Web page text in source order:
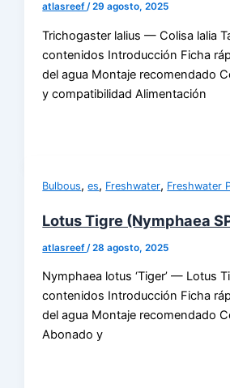
atlasreef/29 agosto, 2025
Trichogaster lalius — Colisa lalia
contenidos Introducción Ficha
del agua Montaje recomendado
y compatibilidad Alimentación
Bulbous,es, Freshwater, Freshwater
Lotus Tigre (Nymphaea
atlasreef /28 agosto, 2025
Nymphaea lotus ‘Tiger’ — Lotus
contenidos Introducción Ficha
del agua Montaje recomendado
Abonado y